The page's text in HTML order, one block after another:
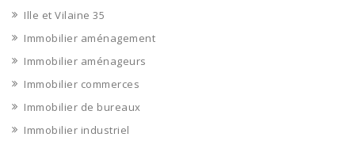
Ille et Vilaine 35
Immobilier aménagement
Immobilier aménageurs
Immobilier commerces
Immobilier de bureaux
Immobilier industriel